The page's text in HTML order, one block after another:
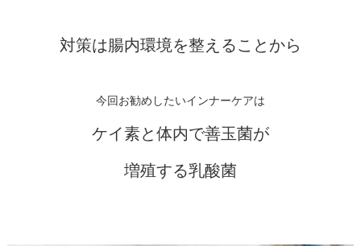
対策は腸内環境を整えることから
今回お勧めしたいインナーケアは
ケイ素と体内で善玉菌が
増殖する乳酸菌